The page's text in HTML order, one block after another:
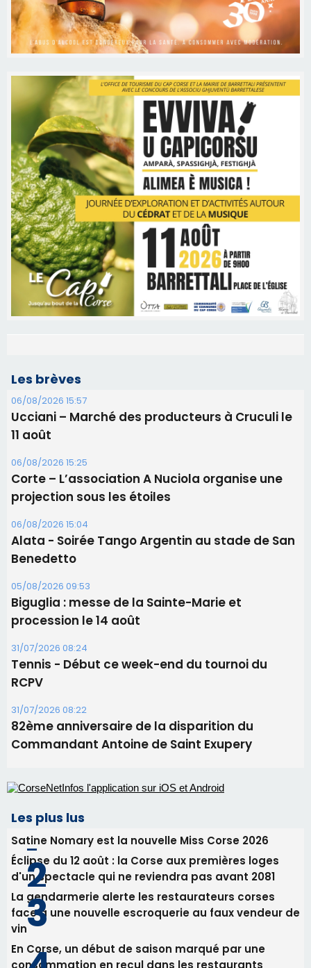
Les brèves
06/08/2026 15:57
Ucciani – Marché des producteurs à Cruculi le
11 août
06/08/2026 15:25
Corte – L’association A Nuciola organise une
projection sous les étoiles
06/08/2026 15:04
Alata - Soirée Tango Argentin au stade de San
Benedetto
05/08/2026 09:53
procession le 14 août
31/07/2026 08:24
Tennis - Début ce week-end du tournoi du
RCPV
31/07/2026 08:22
82ème anniversaire de la disparition du
Commandant Antoine de Saint Exupery